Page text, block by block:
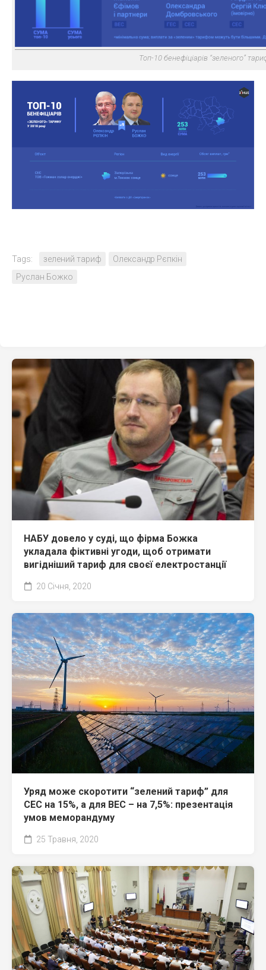
Топ-10 бенефіціарів “зеленого”
Tags: зелений тариф
Олександр Рєпкін
Руслан Божко
НАБУ довело у суді, що фірма Божка
укладала фіктивні угоди, щоб отримати
вигідніший тариф для своєї електростанції
20 Січня, 2020
Уряд може скоротити “зелений тариф” для
СЕС на 15%, а для ВЕС – на 7,5%: презентація
умов меморандуму
25 Травня, 2020